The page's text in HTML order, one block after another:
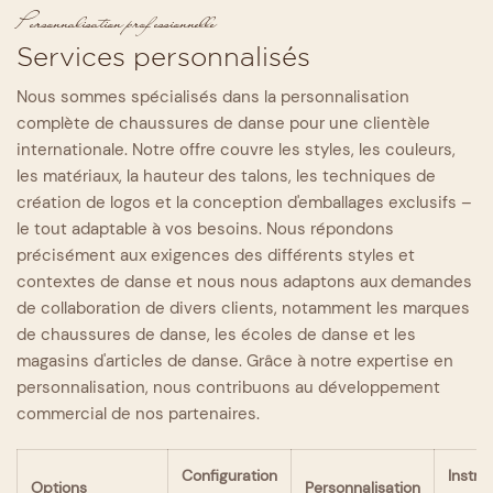
d'optimiser le confort et le soutien.
expérimentés.
réception des matières premières à la livraison du
produit fini, conformément à un système de contrôle
qualité complet afin de garantir le respect des normes
Personnalisation professionnelle
Services personnalisés
Nous sommes spécialisés dans la personnalisation
complète de chaussures de danse pour une clientèle
internationale. Notre offre couvre les styles, les couleurs,
les matériaux, la hauteur des talons, les techniques de
création de logos et la conception d'emballages exclusifs –
le tout adaptable à vos besoins. Nous répondons
précisément aux exigences des différents styles et
contextes de danse et nous nous adaptons aux demandes
de collaboration de divers clients, notamment les marques
de chaussures de danse, les écoles de danse et les
magasins d'articles de danse. Grâce à notre expertise en
personnalisation, nous contribuons au développement
commercial de nos partenaires.
Options
Configuration
Personnalisation